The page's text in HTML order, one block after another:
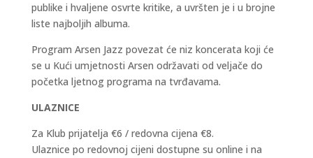
publike i hvaljene osvrte kritike, a uvršten je i u brojne
liste najboljih albuma.
Program Arsen Jazz povezat će niz koncerata koji će
se u Kući umjetnosti Arsen održavati od veljače do
početka ljetnog programa na tvrđavama.
ULAZNICE
Za Klub prijatelja €6 / redovna cijena €8.
Ulaznice po redovnoj cijeni dostupne su online i na